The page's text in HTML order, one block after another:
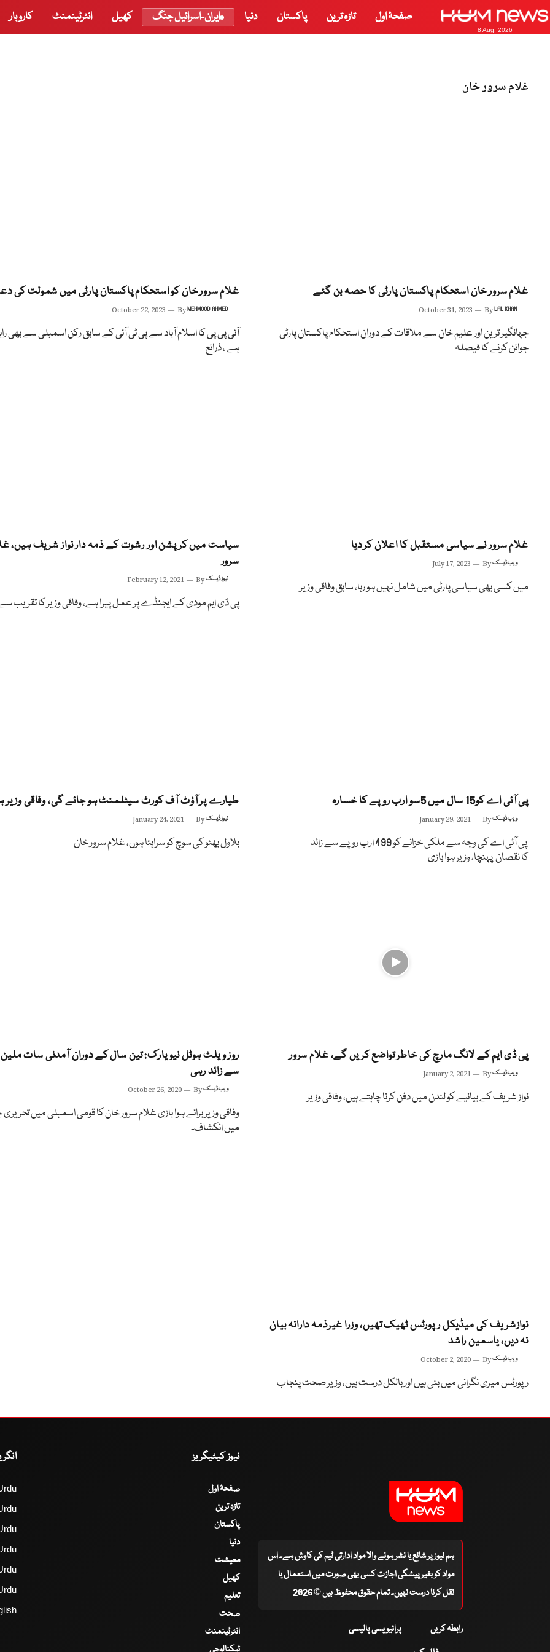
8 Aug, 2026
صفحۂ اول تازہ ترین پاکستان دنیا ایران-اسرائیل جنگ کھیل انٹرٹینمنٹ کاروبار
غلام سرور خان
غلام سرور خان استحکام پاکستان پارٹی کا حصہ بن گئے
October 31, 2023 ByLAL KHAN
جہانگیر ترین اور علیم خان سے ملاقات کے دوران استحکام پاکستان پارٹی
جوائن کرنے کا فیصلہ
غلام سرور خان کو استحکام پاکستان پارٹی میں شمولت کی
October 22, 2023 ByMEHMOOD AHMED
آئی پی پی کا اسلام آباد سے پی ٹی آئی کے سابق رکن اسمبلی سے بھی
ہے ، ذرائع
غلام سرور نے سیاسی مستقبل کا اعلان کر دیا
July 17, 2023 Byویب ڈیسک
میں کسی بھی سیاسی پارٹی میں شامل نہیں ہو رہا، سابق وفاقی وزیر
سیاست میں کرپشن اور رشوت کے ذمہ دار نواز شریف ہیں،
سرور
February 12, 2021 Byنیوز ڈیسک
پی ڈی ایم مودی کے ایجنڈے پر عمل پیرا ہے، وفاقی وزیر کا تقریب
پی آئی اے کو15 سال میں 5سو ارب روپے کا خسارہ
January 29, 2021 Byویب ڈیسک
پی آئی اے کی وجہ سے ملکی خزانے کو 499 ارب روپے سے زائد
کا نقصان پہنچا، وزیر ہوا بازی
طیارے پر آؤٹ آف کورٹ سیٹلمنٹ ہو جائے گی، وفاقی وزیر
January 24, 2021 Byنیوز ڈیسک
بلاول بھٹو کی سوچ کو سراہتا ہوں، غلام سرور خان
پی ڈی ایم کے لانگ مارچ کی خاطر تواضع کریں گے، غلام سرور
January 2, 2021 Byویب ڈیسک
نواز شریف کے بیانیے کو لندن میں دفن کرنا چاہتے ہیں، وفاقی وزیر
روز ویلٹ ہوٹل نیویارک: تین سال کے دوران آمدنی سات ملین
سے زائد رہی
October 26, 2020 Byویب ڈیسک
وفاقی وزیر برائے ہوا بازی غلام سرور خان کا قومی اسمبلی میں
میں انکشاف۔
نوازشریف کی میڈیکل رپورٹس ٹھیک تھیں، وزرا غیرذمہ دارانہ بیان
نہ دیں، یاسمین راشد
October 2, 2020 Byویب ڈیسک
رپورٹس میری نگرانی میں بنی ہیں اور بالکل درست ہیں، وزیر صحت پنجاب
ہم نیوز پر شائع یا نشر ہونے والا مواد ادارتی ٹیم کی کاوش ہے۔ اس
مواد کو بغیر پیشگی اجازت کسی بھی صورت میں استعمال یا
نقل کرنا درست نہیں۔ تمام حقوق محفوظ ہیں © 2026
رابطہ کریں پرائیویسی پالیسی
نیوز کیٹیگریز
صفحۂ اول
تازہ ترین
پاکستان
دنیا
معیشت
کھیل
تعلیم
صحت
انٹرٹینمنٹ